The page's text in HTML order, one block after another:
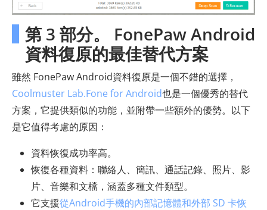
第 3 部分。 FonePaw Android
資料復原的最佳替代方案
雖然 FonePaw Android資料復原是一個不錯的選擇，
Coolmuster Lab.Fone for Android也是一個優秀的替代
方案，它提供類似的功能，並附帶一些額外的優勢。以下
是它值得考慮的原因：
資料恢復成功率高。
恢復各種資料：聯絡人、簡訊、通話記錄、照片、影
片、音樂和文檔，涵蓋多種文件類型。
它支援從Android手機的內部記憶體和外部 SD 卡恢